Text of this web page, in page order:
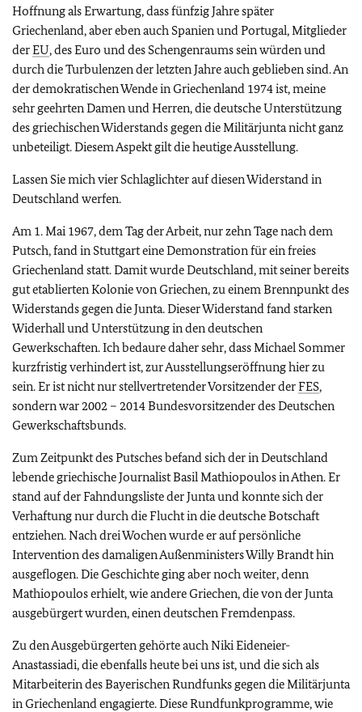
Hoffnung als Erwartung, dass fünfzig Jahre später
Griechenland, aber eben auch Spanien und Portugal, Mitglieder
derEU, des Euro und des Schengenraums sein würden und
durch die Turbulenzen der letzten Jahre auch geblieben sind. An
der demokratischen Wende in Griechenland 1974 ist, meine
sehr geehrten Damen und Herren, die deutsche Unterstützung
des griechischen Widerstands gegen die Militärjunta nicht ganz
unbeteiligt. Diesem Aspekt gilt die heutige Ausstellung.
Lassen Sie mich vier Schlaglichter auf diesen Widerstand in
Deutschland werfen.
Am 1. Mai 1967, dem Tag der Arbeit, nur zehn Tage nach dem
Putsch, fand in Stuttgart eine Demonstration für ein freies
Griechenland statt. Damit wurde Deutschland, mit seiner bereits
gut etablierten Kolonie von Griechen, zu einem Brennpunkt des
Widerstands gegen die Junta. Dieser Widerstand fand starken
Widerhall und Unterstützung in den deutschen
Gewerkschaften. Ich bedaure daher sehr, dass Michael Sommer
kurzfristig verhindert ist, zur Ausstellungseröffnung hier zu
sein. Er ist nicht nur stellvertretender Vorsitzender derFES,
sondern war 2002 – 2014 Bundesvorsitzender des Deutschen
Gewerkschaftsbunds.
Zum Zeitpunkt des Putsches befand sich der in Deutschland
lebende griechische Journalist Basil Mathiopoulos in Athen. Er
stand auf der Fahndungsliste der Junta und konnte sich der
Verhaftung nur durch die Flucht in die deutsche Botschaft
entziehen. Nach drei Wochen wurde er auf persönliche
Intervention des damaligen Außenministers Willy Brandt hin
ausgeflogen. Die Geschichte ging aber noch weiter, denn
Mathiopoulos erhielt, wie andere Griechen, die von der Junta
ausgebürgert wurden, einen deutschen Fremdenpass.
Zu den Ausgebürgerten gehörte auch Niki Eideneier-
Anastassiadi, die ebenfalls heute bei uns ist, und die sich als
Mitarbeiterin des Bayerischen Rundfunks gegen die Militärjunta
in Griechenland engagierte. Diese Rundfunkprogramme, wie